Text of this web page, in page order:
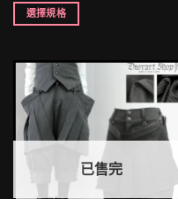
選擇規格
已售完